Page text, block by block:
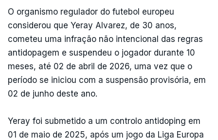
O organismo regulador do futebol europeu
considerou que Yeray Alvarez, de 30 anos,
cometeu uma infração não intencional das regras
antidopagem e suspendeu o jogador durante 10
meses, até 02 de abril de 2026, uma vez que o
período se iniciou com a suspensão provisória, em
02 de junho deste ano.
Yeray foi submetido a um controlo antidoping em
01 de maio de 2025, após um jogo da Liga Europa